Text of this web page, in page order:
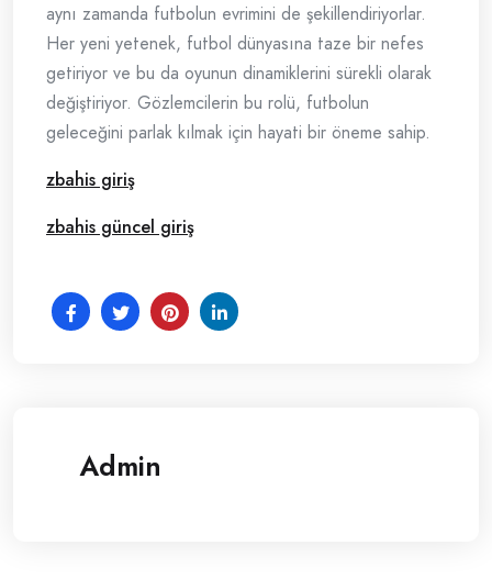
aynı zamanda futbolun evrimini de şekillendiriyorlar.
Her yeni yetenek, futbol dünyasına taze bir nefes
getiriyor ve bu da oyunun dinamiklerini sürekli olarak
değiştiriyor. Gözlemcilerin bu rolü, futbolun
geleceğini parlak kılmak için hayati bir öneme sahip.
zbahis giriş
zbahis güncel giriş
Admin